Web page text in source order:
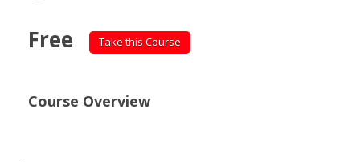
Free Take this Course
Course Overview